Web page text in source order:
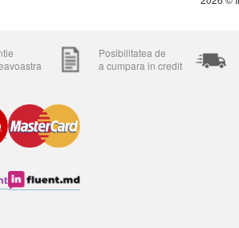
Posibilitatea de
a cumpara in credit